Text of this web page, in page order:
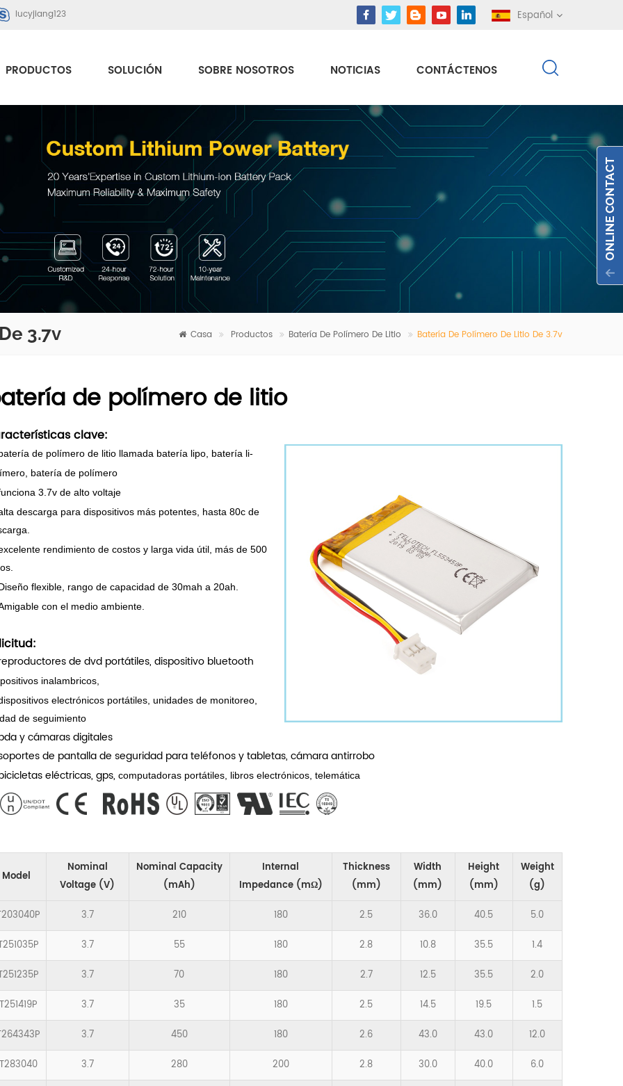
lucyjiang123 Español
PRODUCTOS SOLUCIÓN SOBRE NOSOTROS NOTICIAS CONTÁCTENOS
3.7v Casa Productos Batería De Polímero De Litio Batería De Polímero De Litio De 3.7v
de polímero de litio
clave:
de polímero de litio llamada batería lipo, batería li-
batería de polímero
3.7v de alto voltaje
descarga para dispositivos más potentes, hasta 80c de
rendimiento de costos y larga vida útil, más de 500
flexible, rango de capacidad de 30mah a 20ah.
con el medio ambiente.
de dvd portátiles, dispositivo bluetooth
inalambricos,
electrónicos portátiles, unidades de monitoreo,
de seguimiento
y cámaras digitales
de pantalla de seguridad para teléfonos y tabletas, cámara antirrobo
eléctricas, gps, computadoras portátiles, libros electrónicos, telemática
Model
Nominal
Voltage (V)
Nominal Capacity
(mAh)
Internal
Impedance (mΩ)
Thickness
(mm)
Width
(mm)
Height
(mm)
Weight
(g)
3.7 210 180 2.5 36.0 40.5 5.0
3.7 55 180 2.8 10.8 35.5 1.4
3.7 70 180 2.7 12.5 35.5 2.0
3.7 35 180 2.5 14.5 19.5 1.5
3.7 450 180 2.6 43.0 43.0 12.0
3.7 280 200 2.8 30.0 40.0 6.0